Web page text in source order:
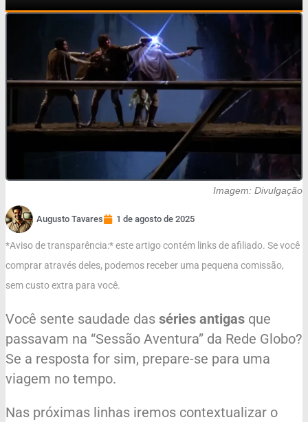
Imagem: Divulgação
Augusto Tavares 1 de agosto de 2025
*Aviso de transparência:* este artigo contém links de afiliado. Se você
comprar através deles, podemos receber uma pequena comissão,
sem custo extra para você.
Você sente saudade das séries antigas que
passavam na “Sessão Aventura” da Rede Globo?
Se a resposta for sim, prepare-se para uma
viagem no tempo.
Nas próximas linhas iremos contextualizar o